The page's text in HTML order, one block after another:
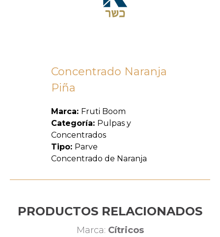
Concentrado Naranja
Piña
Marca: Fruti Boom
Categoría: Pulpas y
Concentrados
Tipo: Parve
Concentrado de Naranja
PRODUCTOS RELACIONADOS
Marca: Cítricos